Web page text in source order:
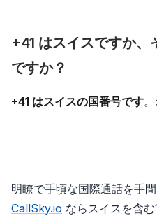
+41 はスイスですか、
ですか？
+41 はスイスの国番号です
明瞭で手頃な国際通話を手
CallSky.io ならスイスを含